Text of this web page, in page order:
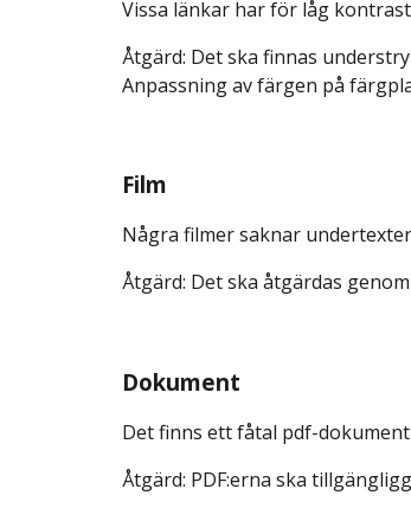
Vissa länkar har för låg
Åtgärd: Det ska finnas
Anpassning av färgen på
Film
Några filmer saknar
Åtgärd: Det ska åtgärdas
Dokument
Det finns ett fåtal pdf-
Åtgärd: PDF:erna ska